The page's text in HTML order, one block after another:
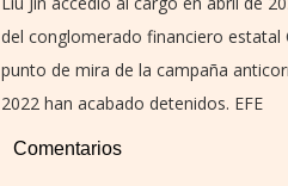
del conglomerado financiero estatal
punto de mira de la campaña
2022 han acabado detenidos. EFE
Comentarios